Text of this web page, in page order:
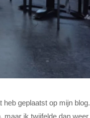
geplaatst op mijn blog.
maar ik twijfelde dan weer